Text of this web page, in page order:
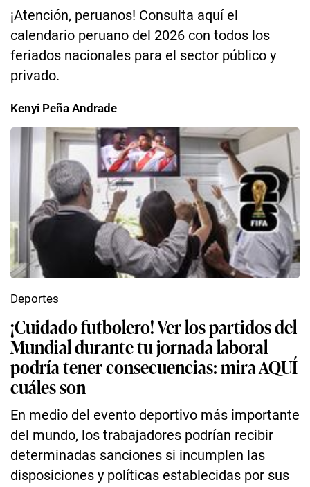
¡Atención, peruanos! Consulta aquí el
calendario peruano del 2026 con todos los
feriados nacionales para el sector público y
privado.
Kenyi Peña Andrade
¡Cuidado futbolero! Ver los partidos del
Mundial durante tu jornada laboral
podría tener consecuencias: mira AQUÍ
cuáles son
En medio del evento deportivo más importante
del mundo, los trabajadores podrían recibir
determinadas sanciones si incumplen las
disposiciones y políticas establecidas por sus
Deportes